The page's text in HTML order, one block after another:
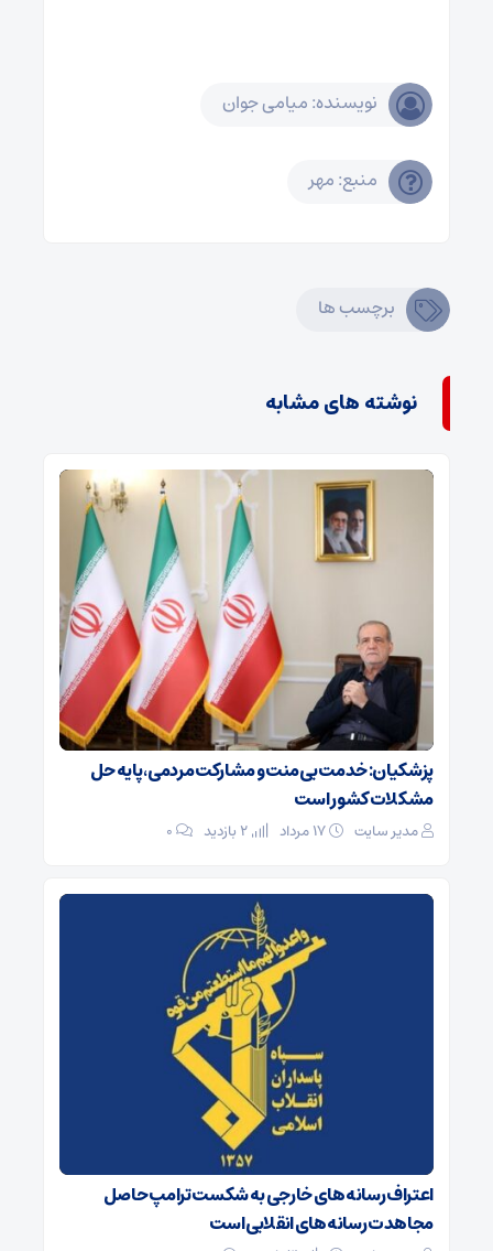
نویسنده: میامی جوان
منبع: مهر
برچسب ها
نوشته های مشابه
پزشکیان: خدمت بی‌منت و مشارکت مردمی، پایه حل
مشکلات کشور است
مدیر سایت ۰
اعتراف رسانه‌های خارجی به شکست ترامپ حاصل
مجاهدت رسانه‌های انقلابی است